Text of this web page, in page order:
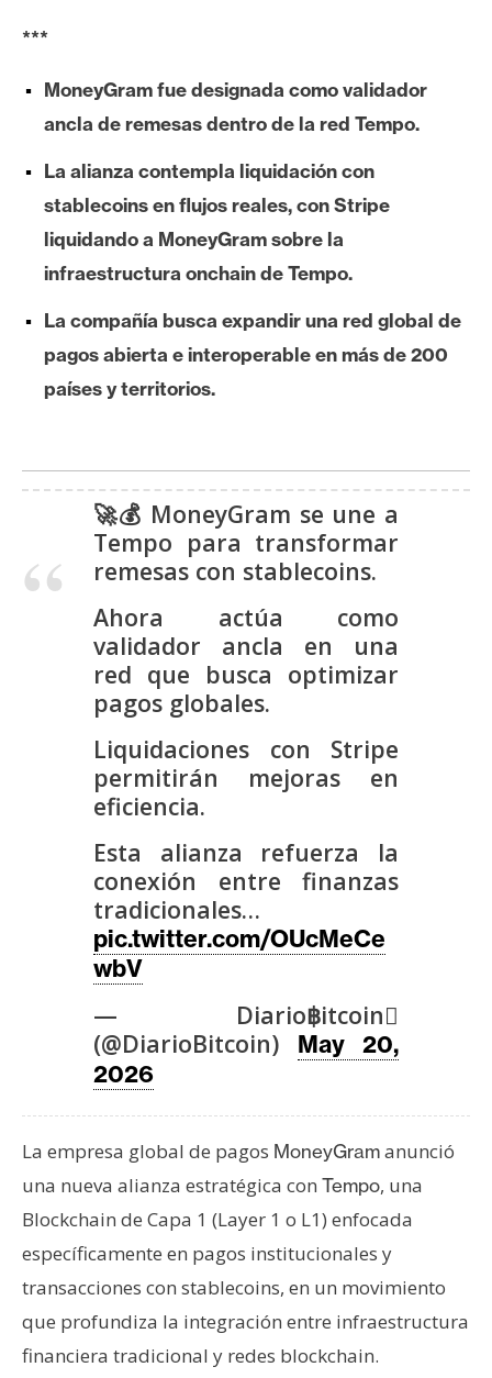
r
e
m
I
A
A
n
i
s
N
m
a
R
e
u
r
s
***
MoneyGram fue designada como validador
ancla de remesas dentro de la red Tempo.
La alianza contempla liquidación con
stablecoins en flujos reales, con Stripe
liquidando a MoneyGram sobre la
infraestructura onchain de Tempo.
La compañía busca expandir una red global de
pagos abierta e interoperable en más de 200
países y territorios.
🚀💰 MoneyGram se une a
Tempo para transformar
remesas con stablecoins.
Ahora actúa como
validador ancla en una
red que busca optimizar
pagos globales.
Liquidaciones con Stripe
permitirán mejoras en
eficiencia.
Esta alianza refuerza la
conexión entre finanzas
tradicionales…
pic.twitter.com/OUcMeCe
wbV
— Diario฿itcoin
(@DiarioBitcoin) May 20,
2026
La empresa global de pagos MoneyGramanunció
una nueva alianza estratégica con Tempo, una
Blockchain de Capa 1 (Layer 1 o L1) enfocada
específicamente en pagos institucionales y
transacciones con stablecoins, en un movimiento
que profundiza la integración entre infraestructura
financiera tradicional y redes blockchain.